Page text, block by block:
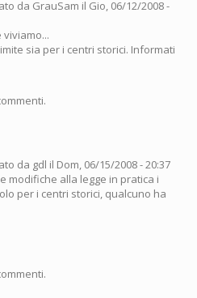
da GrauSam il Gio, 06/12/2008 -
sia per i centri storici. Informati
da gdl il Dom, 06/15/2008 - 20:37
modifiche alla legge in pratica i
per i centri storici, qualcuno ha